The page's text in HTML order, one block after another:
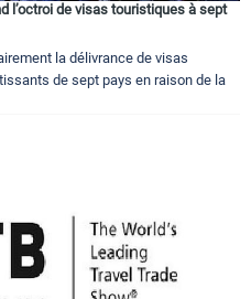
l’octroi de visas touristiques à sept
la délivrance de visas
de sept pays en raison de la